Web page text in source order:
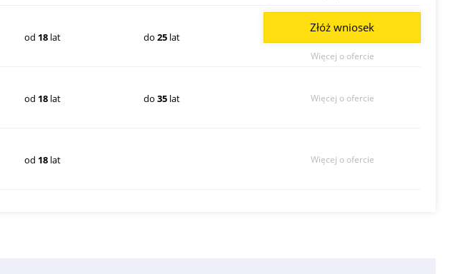
od 18lat do25 lat
Więcej o ofercie
Złóż wniosek
od 18lat do35 lat Więcej o ofercie
od 18lat Więcej o ofercie